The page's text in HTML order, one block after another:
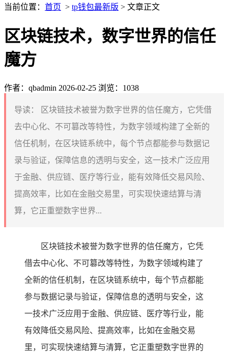
当前位置： 首页 > tp钱包最新版 > 文章正文
区块链技术，数字世界的信任
魔方
作者：qbadmin 2026-02-25 浏览：1038
导读：
区块链技术被誉为数字世界的信任魔方，它凭借
去中心化、不可篡改等特性，为数字领域构建了全新的
信任机制，在区块链系统中，每个节点都能参与数据记
录与验证，保障信息的透明与安全，这一技术广泛应用
于金融、供应链、医疗等行业，能有效降低交易风险、
提高效率，比如在金融交易里，可实现快速结算与清
算，它正重塑数字世界...
区块链技术被誉为数字世界的信任魔方，它凭
借去中心化、不可篡改等特性，为数字领域构建了
全新的信任机制，在区块链系统中，每个节点都能
参与数据记录与验证，保障信息的透明与安全，这
一技术广泛应用于金融、供应链、医疗等行业，能
有效降低交易风险、提高效率，比如在金融交易
里，可实现快速结算与清算，它正重塑数字世界的